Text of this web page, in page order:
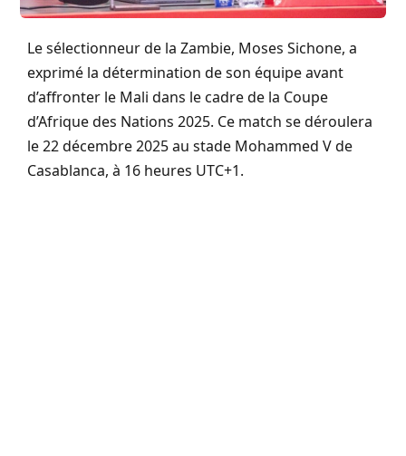
Le sélectionneur de la Zambie, Moses Sichone, a
exprimé la détermination de son équipe avant
d’affronter le Mali dans le cadre de la Coupe
d’Afrique des Nations 2025. Ce match se déroulera
le 22 décembre 2025 au stade Mohammed V de
Casablanca, à 16 heures UTC+1.